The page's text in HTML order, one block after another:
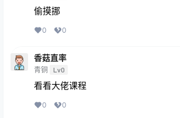
偷摸挪
0 0
香菇直率
青铜 Lv0
看看大佬课程
0 0